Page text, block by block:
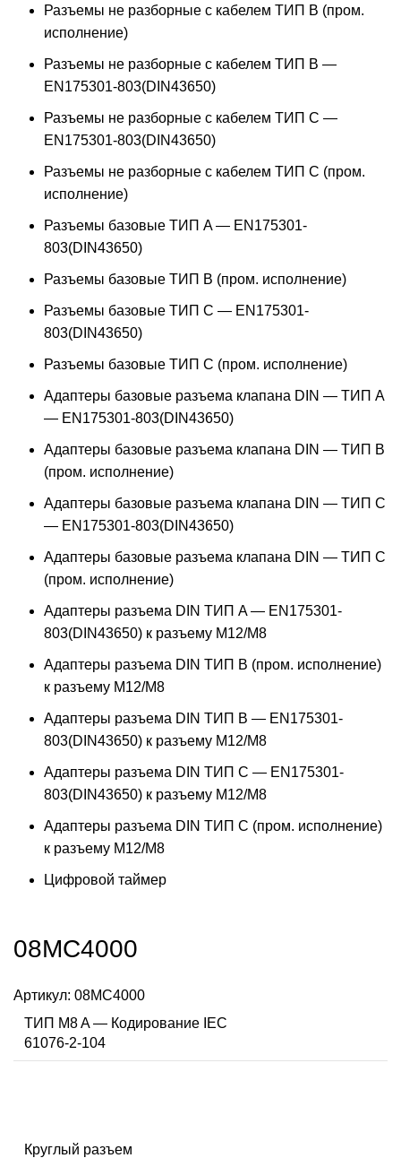
Разъемы не разборные с кабелем ТИП B (пром.
исполнение)
Разъемы не разборные с кабелем ТИП B —
EN175301-803(DIN43650)
Разъемы не разборные с кабелем ТИП C —
EN175301-803(DIN43650)
Разъемы не разборные с кабелем ТИП C (пром.
исполнение)
Разъемы базовые ТИП A — EN175301-
803(DIN43650)
Разъемы базовые ТИП В (пром. исполнение)
Разъемы базовые ТИП C — EN175301-
803(DIN43650)
Разъемы базовые ТИП C (пром. исполнение)
Адаптеры базовые разъема клапана DIN — ТИП A
— EN175301-803(DIN43650)
Адаптеры базовые разъема клапана DIN — ТИП B
(пром. исполнение)
Адаптеры базовые разъема клапана DIN — ТИП C
— EN175301-803(DIN43650)
Адаптеры базовые разъема клапана DIN — ТИП C
(пром. исполнение)
Адаптеры разъема DIN ТИП A — EN175301-
803(DIN43650) к разъему M12/M8
Адаптеры разъема DIN ТИП B (пром. исполнение)
к разъему M12/M8
Адаптеры разъема DIN ТИП B — EN175301-
803(DIN43650) к разъему M12/M8
Адаптеры разъема DIN ТИП C — EN175301-
803(DIN43650) к разъему M12/M8
Адаптеры разъема DIN ТИП C (пром. исполнение)
к разъему M12/M8
Цифровой таймер
08MC4000
Артикул: 08MC4000
ТИП M8 A — Кодирование IEC
61076-2-104
Круглый разъем